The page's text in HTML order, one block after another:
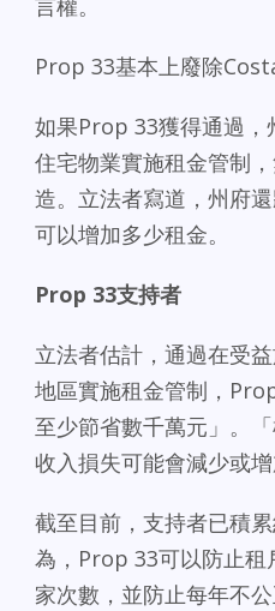
言權。
Prop 33基本上廢除
如果Prop 33獲得通過，
住宅物業實施租金管制
造。立法者寫道，州府
可以增加多少租金。
Prop 33支持者
立法者估計，通過在受
地區實施租金管制，
至少節省數千萬元」。
收入損失可能會減少或增
截至目前，支持者已積
為，Prop 33可以防止租
家次數，並防止每年不公